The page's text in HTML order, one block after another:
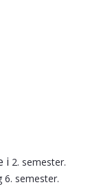
i 2. semester.
6. semester.